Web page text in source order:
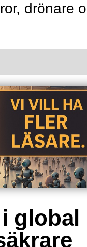
drönare
global